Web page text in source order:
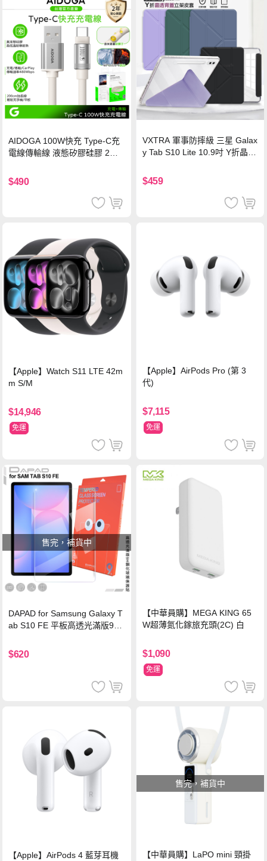
AIDOGA 100W快充 Type-C充
電線傳輸線 液態矽膠硅膠 2M
$490
VXTRA 軍事防摔級 三星 Galax
y Tab S10 Lite 10.9吋 Y折晶透
$459
【Apple】Watch S11 LTE 42m
m S/M
$14,946
免運
【Apple】AirPods Pro (第 3
代)
$7,115
免運
售完，補貨中
DAPAD for Samsung Galaxy T
ab S10 FE 平板高透光滿版9H
$620
【中華員購】MEGA KING 65
W超薄氮化鎵旅充頭(2C) 白
$1,090
免運
【Apple】AirPods 4 藍芽耳機
售完，補貨中
【中華員購】LaPO mini 頸掛